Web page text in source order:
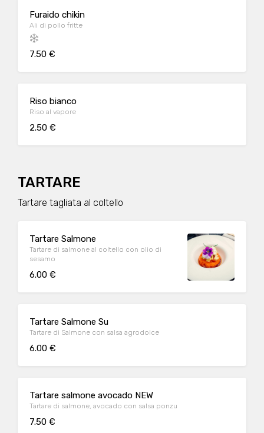
Furaido chikin
Ali di pollo fritte
7.50 €
Riso bianco
Riso al vapore
2.50 €
TARTARE
Tartare tagliata al coltello
Tartare Salmone
Tartare di salmone al coltello con olio di
sesamo
6.00 €
Tartare Salmone Su
Tartare di Salmone con salsa agrodolce
6.00 €
Tartare salmone avocado NEW
Tartare di salmone, avocado con salsa ponzu
7.50 €